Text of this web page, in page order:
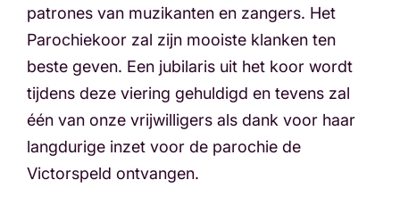
patrones van muzikanten en zangers. Het
Parochiekoor zal zijn mooiste klanken ten
beste geven. Een jubilaris uit het koor wordt
tijdens deze viering gehuldigd en tevens zal
één van onze vrijwilligers als dank voor haar
langdurige inzet voor de parochie de
Victorspeld ontvangen.